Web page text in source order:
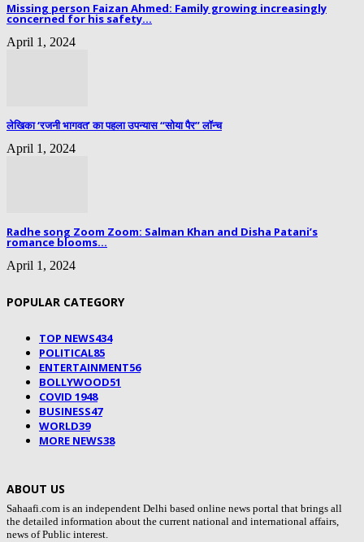
Missing person Faizan Ahmed: Family growing increasingly
concerned for his safety...
April 1, 2024
लेखिका ‘रजनी भागवत’ का पहला उपन्यास “सोया पैर” लॉन्च
April 1, 2024
Radhe song Zoom Zoom: Salman Khan and Disha Patani’s
romance blooms...
April 1, 2024
POPULAR CATEGORY
TOP NEWS434
POLITICAL85
ENTERTAINMENT56
BOLLYWOOD51
COVID 1948
BUSINESS47
WORLD39
MORE NEWS38
ABOUT US
Sahaafi.com is an independent Delhi based online news portal that brings all
the detailed information about the current national and international affairs,
news of Public interest.